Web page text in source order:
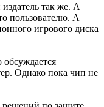
так же. А
пользователю. А
игрового диска
Однако пока чип не